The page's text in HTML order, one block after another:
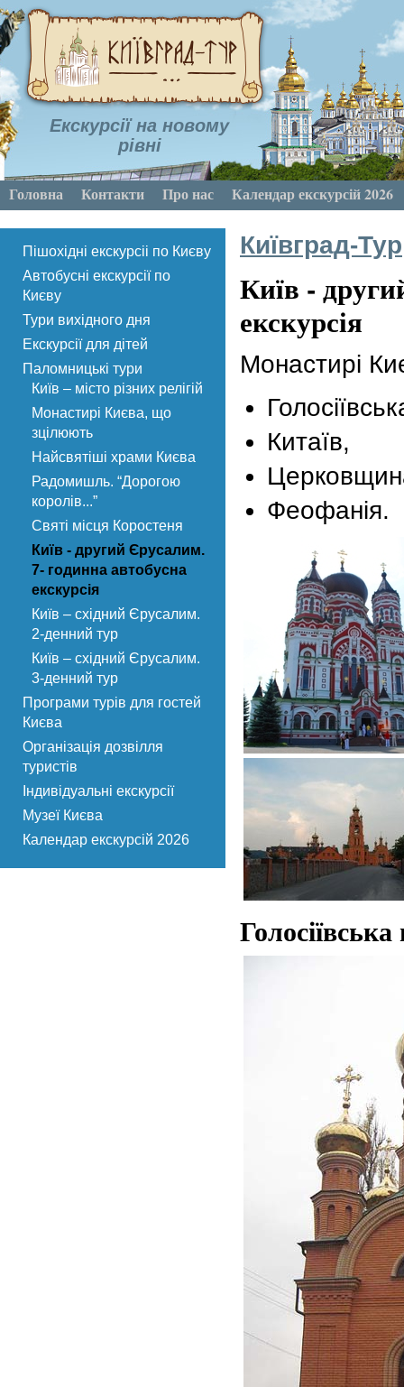
Екскурсії на новому
рівні
Головна Контакти Про нас Календар екскурсій 2026
Пішохідні екскурсіі по Києву
Автобусні екскурсії по
Києву
Тури вихідного дня
Екскурсії для дітей
Паломницькі тури
Київ – місто різних релігій
Монастирі Києва, що
зцілюють
Найсвятіші храми Києва
Радомишль. “Дорогою
королів...”
Святі місця Коростеня
Київ - другий Єрусалим.
7- годинна автобусна
екскурсія
Київ – східний Єрусалим.
2-денний тур
Київ – східний Єрусалим.
3-денний тур
Програми турів для гостей
Києва
Організація дозвілля
туристів
Індивідуальні екскурсії
Музеї Києва
Календар екскурсій 2026
Київград-Тур
Київ -
екскурсія
Монастирі
Китаїв,
Феофанія.